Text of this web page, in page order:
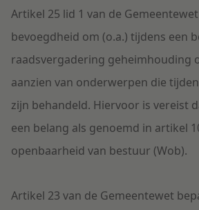
Artikel 25 lid 1 van de
bevoegdheid om (o.a.) tijdens een
raadsvergadering geheimhouding
aanzien van onderwerpen die
zijn behandeld. Hiervoor is vereist
een belang als genoemd in artikel
openbaarheid van bestuur (Wob).
Artikel 23 van de Gemeentewet